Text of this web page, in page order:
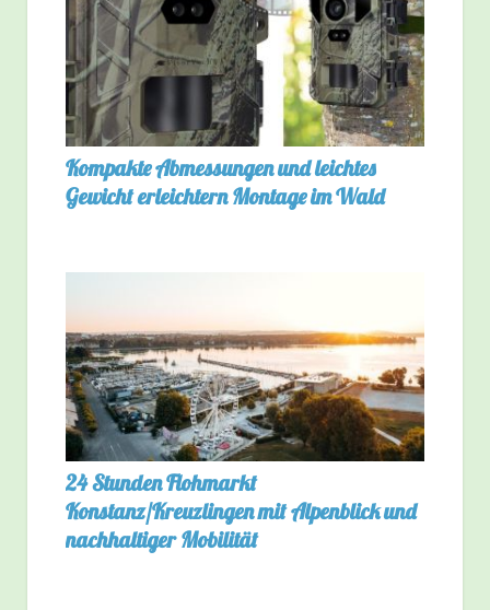
Kompakte Abmessungen und leichtes
Gewicht erleichtern Montage im Wald
24 Stunden Flohmarkt
Konstanz/Kreuzlingen mit Alpenblick und
nachhaltiger Mobilität